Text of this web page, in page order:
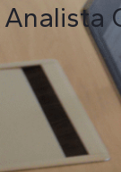
Analista